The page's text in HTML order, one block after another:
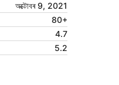
অক্টোবৰ 9, 2021
80+
4.7
5.2